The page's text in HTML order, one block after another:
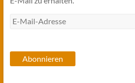
E-
Abonnieren